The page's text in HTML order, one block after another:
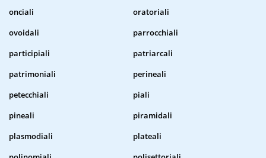
onciali
oratoriali
ovoidali
parrocchiali
participiali
patriarcali
patrimoniali
perineali
petecchiali
piali
pineali
piramidali
plasmodiali
plateali